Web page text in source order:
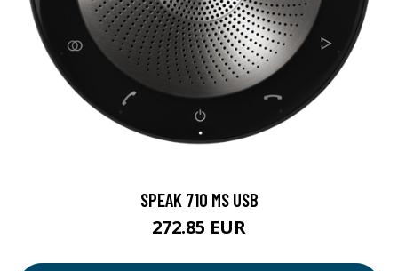
SPEAK 710 MS USB
272.85 EUR